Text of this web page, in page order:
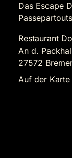
Das Escape
Restaurant
An d.
27572
Auf der